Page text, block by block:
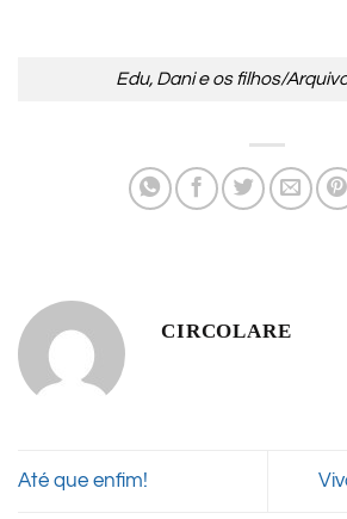
Edu, Dani e os filhos/
CIRCOLARE
Até que enfim!